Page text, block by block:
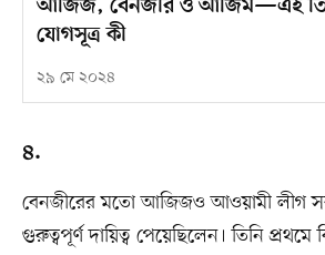
আজিজ, বেনজীর ও আজিম—এই
যোগসূত্র কী
২৯ মে ২০২৪
৪.
বেনজীরের মতো আজিজও আওয়ামী লীগ
গুরুত্বপূর্ণ দায়িত্ব পেয়েছিলেন। তিনি প্রথমে